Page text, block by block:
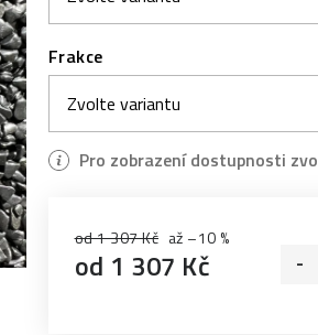
Frakce
od 1 307 Kč až –10 %
od 1 307 Kč